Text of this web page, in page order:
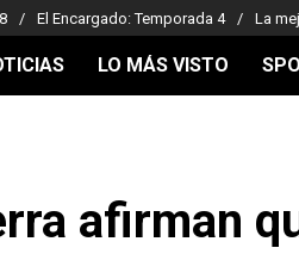
El Encargado: Temporada 4 La
LO MÁS VISTO
afirman